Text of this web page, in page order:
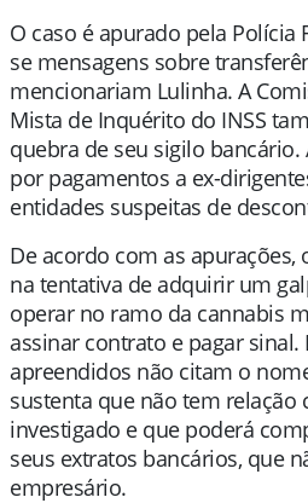
O caso é apurado pela Polícia
se mensagens sobre
mencionariam Lulinha. A
Mista de Inquérito do INSS
quebra de seu sigilo
por pagamentos a ex-
entidades suspeitas de
De acordo com as apurações,
na tentativa de adquirir um
operar no ramo da cannabis
assinar contrato e pagar
apreendidos não citam o
sustenta que não tem relação
investigado e que poderá
seus extratos bancários, que
empresário.